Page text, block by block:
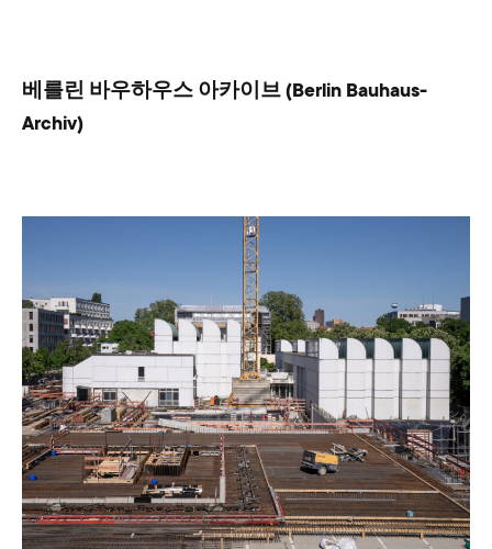
베를린 바우하우스 아카이브 (Berlin Bauhaus-
Archiv)